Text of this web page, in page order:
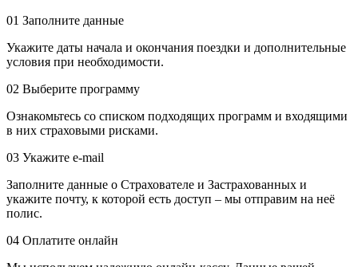
01 Заполните данные
Укажите даты начала и окончания поездки и дополнительные
условия при необходимости.
02 Выберите программу
Ознакомьтесь со списком подходящих программ и входящими
в них страховыми рисками.
03 Укажите е-mail
Заполните данные о Страхователе и Застрахованных и
укажите почту, к которой есть доступ – мы отправим на неё
полис.
04 Оплатите онлайн